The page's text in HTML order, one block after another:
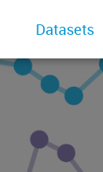
Datasets